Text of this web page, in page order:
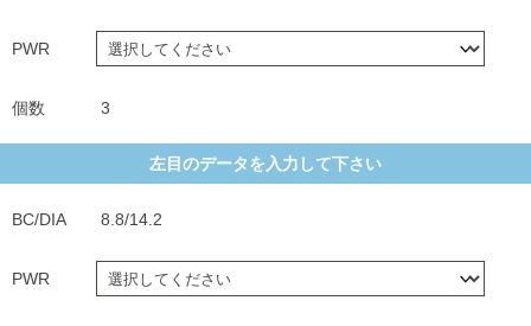
PWR
個数 3
左目のデータを入力して下さい
BC/DIA 8.8/14.2
PWR